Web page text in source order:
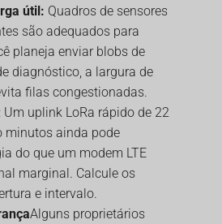
útil: Quadros de sensores
são adequados para
planeja enviar blobs de
diagnóstico, a largura de
filas congestionadas.
: Um uplink LoRa rápido de 22
minutos ainda pode
do que um modem LTE
marginal. Calcule os
e intervalo.
Alguns proprietários